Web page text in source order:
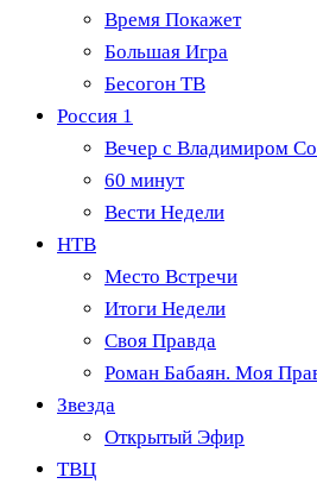
Время Покажет
Большая Игра
Бесогон ТВ
Россия 1
Вечер с Владимиром
60 минут
Вести Недели
НТВ
Место Встречи
Итоги Недели
Своя Правда
Роман Бабаян. Моя
Звезда
Открытый Эфир
ТВЦ